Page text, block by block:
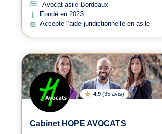
Avocat asile Bordeaux
Fondé en 2023
Accepte l’aide juridictionnelle en asile
4.9 (35 avis)
Cabinet HOPE AVOCATS